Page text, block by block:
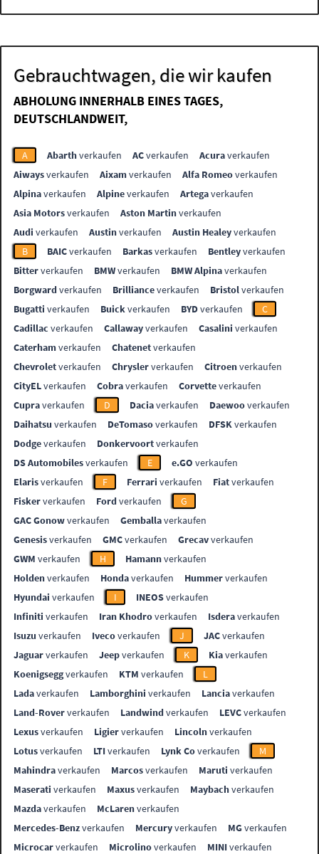
Gebrauchtwagen, die wir kaufen
ABHOLUNG INNERHALB EINES TAGES,
DEUTSCHLANDWEIT,
A Abarthverkaufen ACverkaufen Acuraverkaufen
Aiwaysverkaufen Aixamverkaufen Alfa Romeoverkaufen
Alpinaverkaufen Alpineverkaufen Artegaverkaufen
Asia Motorsverkaufen Aston Martinverkaufen
Audi verkaufen Austinverkaufen Austin Healeyverkaufen
B
BAICverkaufen Barkasverkaufen Bentleyverkaufen
Bitterverkaufen BMWverkaufen BMW Alpinaverkaufen
Borgwardverkaufen Brillianceverkaufen Bristolverkaufen
Bugatti verkaufen Buickverkaufen BYDverkaufen
C
Cadillac verkaufen Callawayverkaufen Casalini verkaufen
Caterhamverkaufen Chatenetverkaufen
Chevroletverkaufen Chryslerverkaufen Citroenverkaufen
CityELverkaufen Cobraverkaufen Corvetteverkaufen
Cupraverkaufen D Daciaverkaufen Daewooverkaufen
Daihatsu verkaufen DeTomasoverkaufen DFSKverkaufen
Dodgeverkaufen Donkervoortverkaufen
DS Automobilesverkaufen E e.GO verkaufen
Elarisverkaufen F Ferrari verkaufen Fiatverkaufen
Fiskerverkaufen Fordverkaufen
G
GAC Gonowverkaufen Gemballaverkaufen
Genesisverkaufen GMCverkaufen Grecavverkaufen
GWM verkaufen H Hamannverkaufen
Holdenverkaufen Hondaverkaufen Hummerverkaufen
Hyundai verkaufen I INEOSverkaufen
Infiniti verkaufen Iran Khodroverkaufen Isderaverkaufen
Isuzu verkaufen Ivecoverkaufen J JACverkaufen
Jaguarverkaufen Jeepverkaufen K Kiaverkaufen
Koenigseggverkaufen KTM verkaufen
L
Ladaverkaufen Lamborghini verkaufen Lanciaverkaufen
Land-Roververkaufen Landwindverkaufen LEVCverkaufen
Lexusverkaufen Ligierverkaufen Lincolnverkaufen
Lotusverkaufen LTIverkaufen Lynk Coverkaufen
M
Mahindraverkaufen Marcosverkaufen Maruti verkaufen
Maserati verkaufen Maxusverkaufen Maybachverkaufen
Mazdaverkaufen McLarenverkaufen
Mercedes-Benzverkaufen Mercuryverkaufen MGverkaufen
Microcarverkaufen Microlinoverkaufen MINIverkaufen